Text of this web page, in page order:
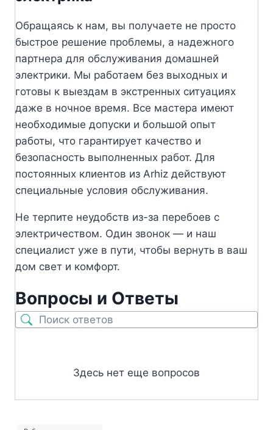
Обращаясь к нам, вы получаете не просто
быстрое решение проблемы, а надежного
партнера для обслуживания домашней
электрики. Мы работаем без выходных и
готовы к выездам в экстренных ситуациях
даже в ночное время. Все мастера имеют
необходимые допуски и большой опыт
работы, что гарантирует качество и
безопасность выполненных работ. Для
постоянных клиентов из Arhiz действуют
специальные условия обслуживания.
Не терпите неудобств из-за перебоев с
электричеством. Один звонок — и наш
специалист уже в пути, чтобы вернуть в ваш
дом свет и комфорт.
Вопросы и Ответы
Здесь нет еще вопросов